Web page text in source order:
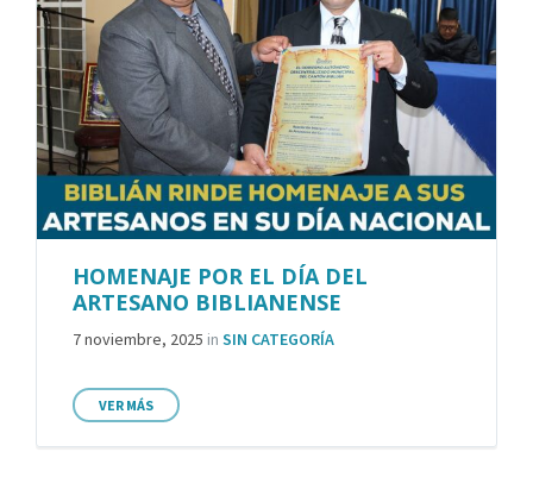
HOMENAJE POR EL DÍA DEL
ARTESANO BIBLIANENSE
7 noviembre, 2025 in SIN CATEGORÍA
VER MÁS